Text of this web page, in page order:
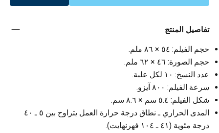
تفاصيل المنتج
حجم الفيلم: ٥٤ × ٨٦ ملم.
حجم الصورة: ٤٦ × ٦٢ ملم.
عدد النسخ: ١٠ لكل علبة.
سرعة الفيلم: ٨٠٠ آيزو.
شكل الفيلم: ٥.٤ سم × ٨.٦ سم.
المدى الحراري ـ نطاق درجة حرارة العمل يتراوح بين ٥ ـ ٤٠
درجة مئوية (٤١ ـ ١٠٤ فهرنهايت).